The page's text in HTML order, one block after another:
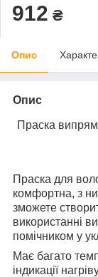
912 ₴
Опис
Опис
Праска
Праска для
комфортна, з
зможете
використанні
помічником у
Має багато
індикації